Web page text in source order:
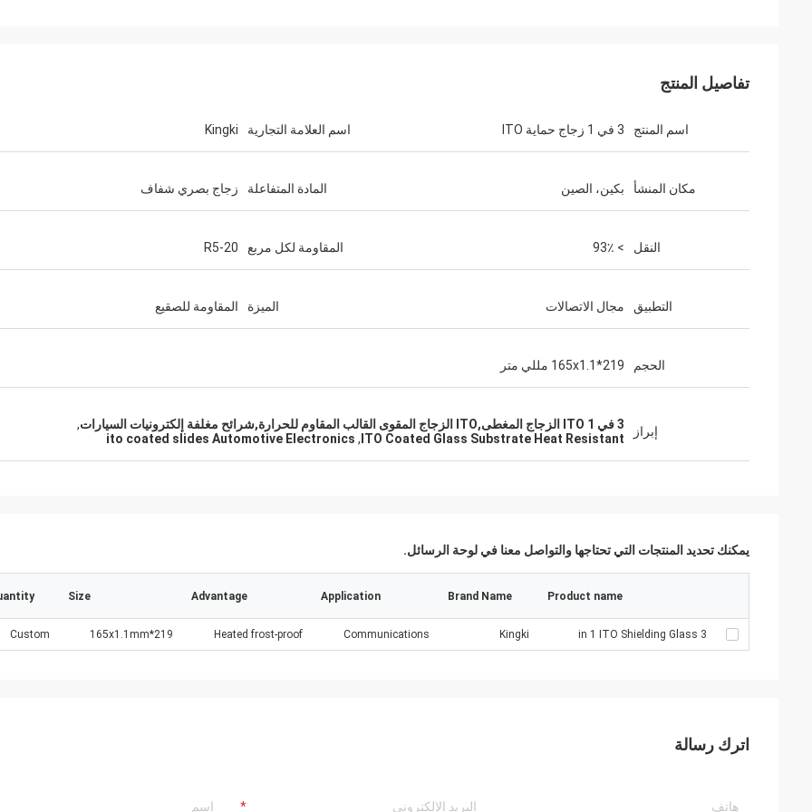
تفاصيل المنتج
اسم المنتج 3 في 1 زجاج حماية ITO اسم العلامة التجارية Kingki
مكان المنشأ بكين، الصين المادة المتفاعلة زجاج بصري شفاف
النقل > 93٪ المقاومة لكل مربع R5-20
التطبيق مجال الاتصالات الميزة المقاومة للصقيع
الحجم 219*165x1.1 مللي متر
إبراز 3 في 1 ITO الزجاج المغطى,ITO الزجاج المقوى القالب المقاوم للحرارة,شرائح مغلفة إلكترونيات السيارات
,
ITO Coated Glass Substrate Heat Resistant
,
ito coated slides Automotive Electronics
يمكنك تحديد المنتجات التي تحتاجها والتواصل معنا في لوحة الرسائل.
Product name
Brand Name
Application
Advantage
Size
3 in 1 ITO Shielding Glass
Kingki
Communications
Heated frost-proof
219*165x1.1mm
Custom
اترك رسالة